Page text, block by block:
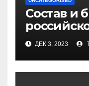
Состав и
—
и судьбы
ДЕК 3, 2023